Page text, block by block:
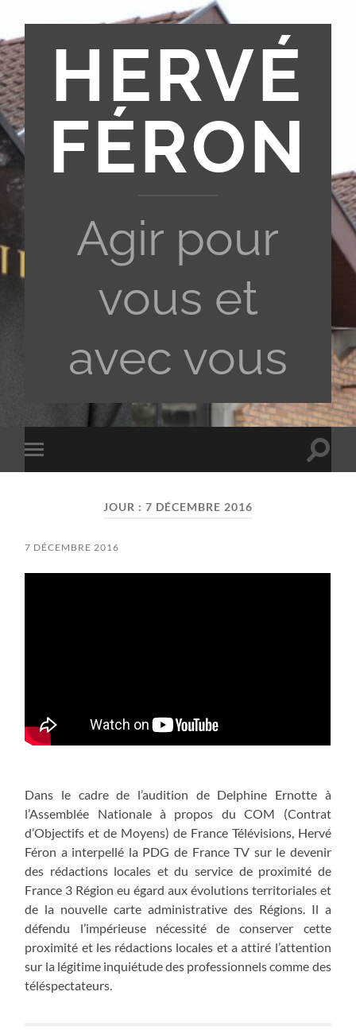
HERVÉ
FÉRON
Agir pour
vous et
avec vous
Toggle
mobile
Toggle
JOUR : 7 DÉCEMBRE 2016
7 DÉCEMBRE 2016
Dans le cadre de l’audition de Delphine Ernotte à
l’Assemblée Nationale à propos du COM (Contrat
d’Objectifs et de Moyens) de France Télévisions, Hervé
Féron a interpellé la PDG de France TV sur le devenir
des rédactions locales et du service de proximité de
France 3 Région eu égard aux évolutions territoriales et
de la nouvelle carte administrative des Régions. Il a
défendu l’impérieuse nécessité de conserver cette
proximité et les rédactions locales et a attiré l’attention
sur la légitime inquiétude des professionnels comme des
téléspectateurs.